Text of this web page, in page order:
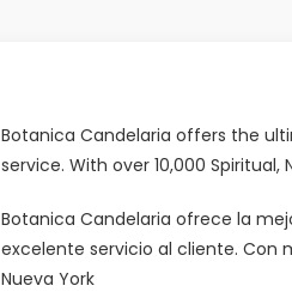
Botanica Candelaria offers the
service. With over 10,000
Botanica Candelaria ofrece la
excelente servicio al cliente. Con
Nueva York